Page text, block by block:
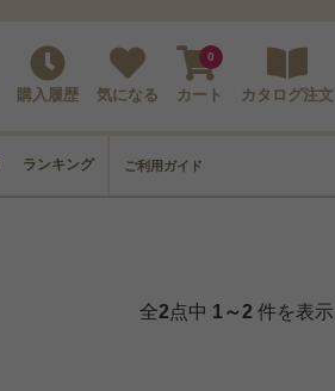
購入履歴 気になる カート
0
カタログ注文
ランキング ご利用ガイド
全2点中 1～2 件を表示